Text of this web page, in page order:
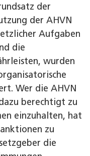
der
der AHVN
Aufgaben
die
wurden
Wer die AHVN
berechtigt zu
einzuhalten, hat
zu
die